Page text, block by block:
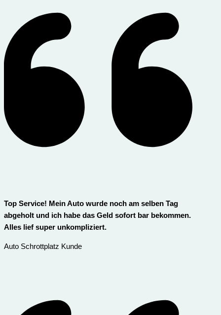
Top Service! Mein Auto wurde noch am selben Tag
abgeholt und ich habe das Geld sofort bar bekommen.
Alles lief super unkompliziert.
Auto Schrottplatz Kunde